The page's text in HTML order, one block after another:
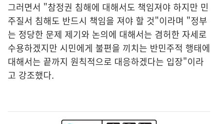
그러면서 "참정권 침해에 대해서도 책임져야 하지만 민
주질서 침해도 반드시 책임을 져야 할 것"이라며 "정부
는 정당한 문제 제기와 논의에 대해서는 겸허한 자세로
수용하겠지만 시민에게 불편을 끼치는 반민주적 행태에
대해서는 끝까지 원칙적으로 대응하겠다는 입장"이라
고 강조했다.